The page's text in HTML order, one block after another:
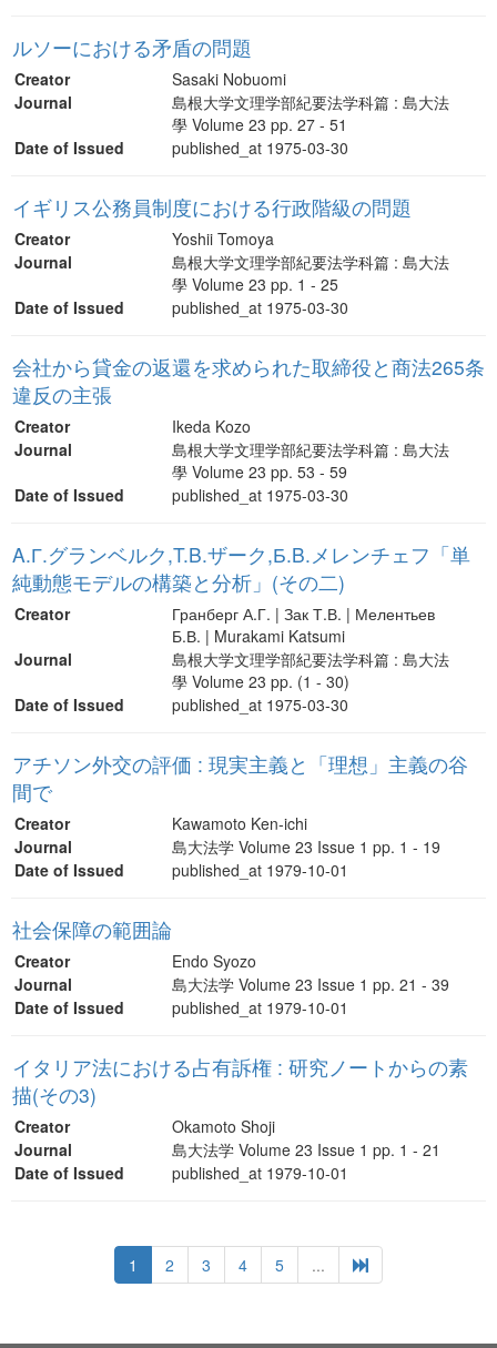
ルソーにおける矛盾の問題
Creator
Sasaki Nobuomi
Journal
島根大学文理学部紀要法学科篇 : 島大法
學 Volume 23 pp. 27 - 51
Date of Issued
published_at 1975-03-30
イギリス公務員制度における行政階級の問題
Creator
Yoshii Tomoya
Journal
島根大学文理学部紀要法学科篇 : 島大法
學 Volume 23 pp. 1 - 25
Date of Issued
published_at 1975-03-30
会社から貸金の返還を求められた取締役と商法265条
違反の主張
Creator
Ikeda Kozo
Journal
島根大学文理学部紀要法学科篇 : 島大法
學 Volume 23 pp. 53 - 59
Date of Issued
published_at 1975-03-30
A.Г.グランベルク,T.B.ザーク,Б.B.メレンチェフ「単
純動態モデルの構築と分析」(その二)
Creator
Гранберг А.Г. | Зак Т.В. | Мелентьев
Б.В. | Murakami Katsumi
Journal
島根大学文理学部紀要法学科篇 : 島大法
學 Volume 23 pp. (1 - 30)
Date of Issued
published_at 1975-03-30
アチソン外交の評価 : 現実主義と「理想」主義の谷
間で
Creator
Kawamoto Ken-ichi
Journal
島大法学 Volume 23 Issue 1 pp. 1 - 19
Date of Issued
published_at 1979-10-01
社会保障の範囲論
Creator
Endo Syozo
Journal
島大法学 Volume 23 Issue 1 pp. 21 - 39
Date of Issued
published_at 1979-10-01
イタリア法における占有訴権 : 研究ノートからの素
描(その3)
Creator
Okamoto Shoji
Journal
島大法学 Volume 23 Issue 1 pp. 1 - 21
Date of Issued
published_at 1979-10-01
1 2 3 4 5 ...